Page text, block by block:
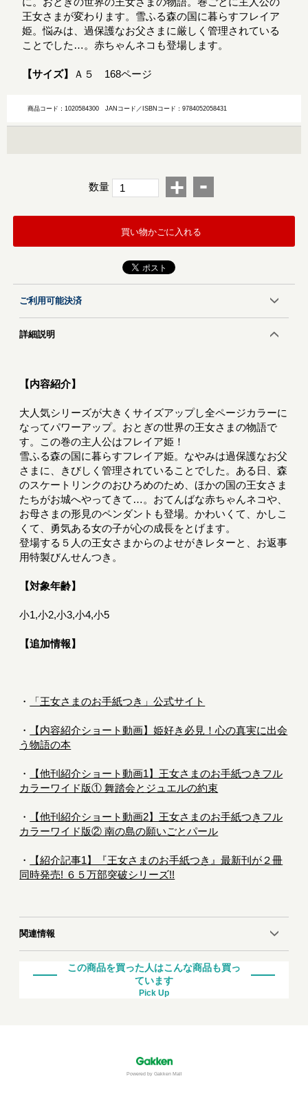
王女さまが変わります。雪ふる森の国に暮らすフレイア
姫。悩みは、過保護なお父さまに厳しく管理されている
ことでした…。赤ちゃんネコも登場します。
【サイズ】 Ａ５ 168ページ
商品コード：1020584300JANコード／ISBNコード：9784052058431
数量 + -
買い物かごに入れる
ご利用可能決済
詳細説明
【内容紹介】
大人気シリーズが大きくサイズアップし全ページカラーに
なってパワーアップ。おとぎの世界の王女さまの物語で
す。この巻の主人公はフレイア姫！
雪ふる森の国に暮らすフレイア姫。なやみは過保護なお父
さまに、きびしく管理されていることでした。ある日、森
のスケートリンクのおひろめのため、ほかの国の王女さま
たちがお城へやってきて…。おてんばな赤ちゃんネコや、
お母さまの形見のペンダントも登場。かわいくて、かしこ
くて、勇気ある女の子が心の成長をとげます。
登場する５人の王女さまからのよせがきレターと、お返事
用特製びんせんつき。
【対象年齢】
小1,小2,小3,小4,小5
【追加情報】
・ 「王女さまのお手紙つき」公式サイト
・
【内容紹介ショート動画】姫好き必見！心の真実に出会
う物語の本
・
【他刊紹介ショート動画1】王女さまのお手紙つきフル
カラーワイド版① 舞踏会とジュエルの約束
・
【他刊紹介ショート動画2】王女さまのお手紙つきフル
カラーワイド版② 南の島の願いごとパール
・
【紹介記事1】『王女さまのお手紙つき』最新刊が２冊
同時発売! ６５万部突破シリーズ!!
関連情報
この商品を買った人はこんな商品も買っ
ています
Pick Up
Powered by Gakken Mall